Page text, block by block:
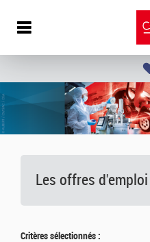
Les offres d'emploi
Critères sélectionnés :